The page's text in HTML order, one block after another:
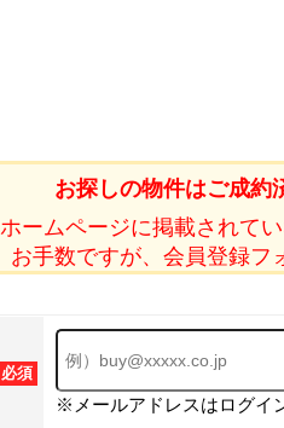
お探しの物件はご成約
ホームページに掲載されて
お手数ですが、会員登録フ
必須
※メールアドレスはログイ